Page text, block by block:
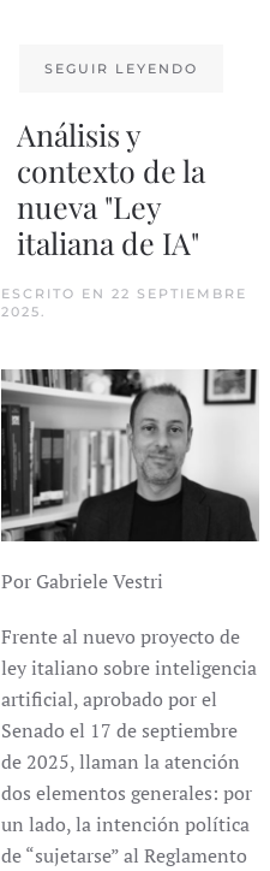
SEGUIR LEYENDO
Análisis y
contexto de la
nueva "Ley
italiana de IA"
ESCRITO EN 22 SEPTIEMBRE
2025
Por Gabriele Vestri
Frente al nuevo proyecto de
ley italiano sobre inteligencia
artificial, aprobado por el
Senado el 17 de septiembre
de 2025, llaman la atención
dos elementos generales: por
un lado, la intención política
de “sujetarse” al Reglamento